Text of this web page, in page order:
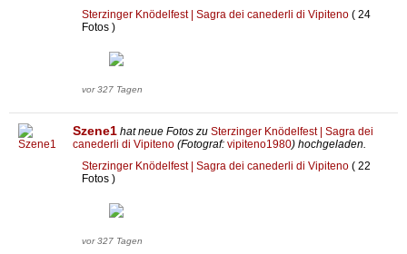
Sterzinger Knödelfest | Sagra dei canederli di Vipiteno ( 24
Fotos )
vor 327 Tagen
Szene1 hat neue Fotos zu Sterzinger Knödelfest | Sagra dei
canederli di Vipiteno (Fotograf: vipiteno1980) hochgeladen.
Sterzinger Knödelfest | Sagra dei canederli di Vipiteno ( 22
Fotos )
vor 327 Tagen